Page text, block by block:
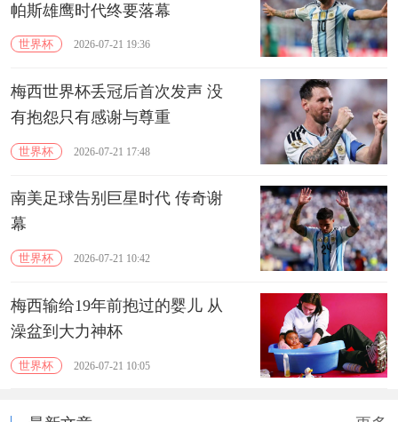
帕斯雄鹰时代终要落幕
世界杯 2026-07-21 19:36
梅西世界杯丢冠后首次发声 没
有抱怨只有感谢与尊重
世界杯 2026-07-21 17:48
南美足球告别巨星时代 传奇谢
幕
世界杯 2026-07-21 10:42
梅西输给19年前抱过的婴儿 从
澡盆到大力神杯
世界杯 2026-07-21 10:05